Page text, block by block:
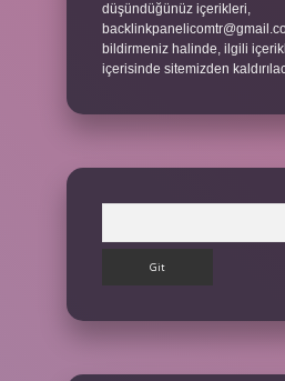
düşündüğünüz içerikleri,
bildirmeniz halinde, ilgili
içerisinde sitemizden